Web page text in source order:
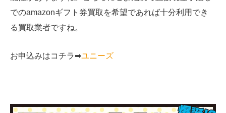
でのamazonギフト券買取を希望であれば十分利用でき
る買取業者ですね。
お申込みはコチラ➡︎ユニーズ